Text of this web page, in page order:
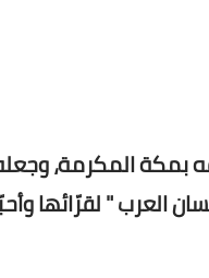
بمكة المكرمة،
العرب " لقرّائها